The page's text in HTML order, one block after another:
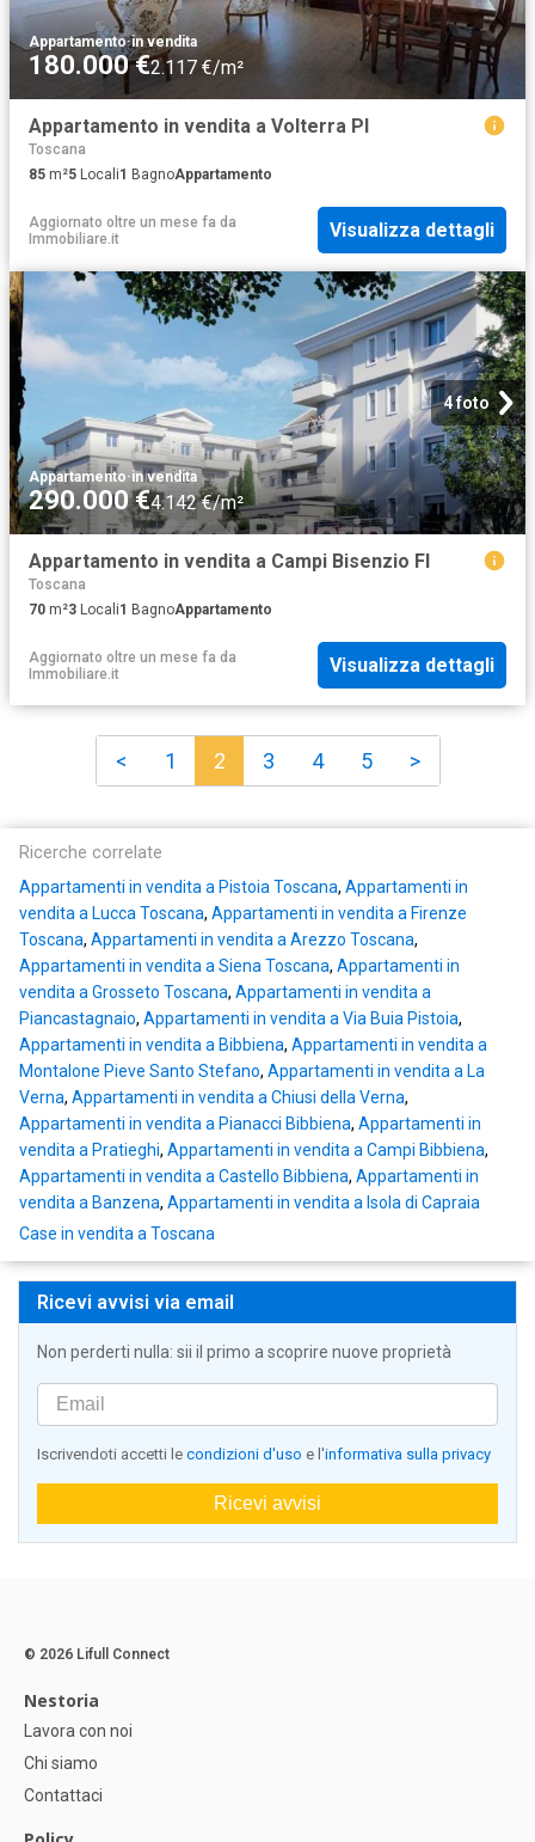
Appartamento·in vendita
180.000 €2.117 €/m²
Appartamento in vendita a Volterra PI
Toscana
85 m²5 Locali1 BagnoAppartamento
Aggiornato oltre un mese fa da
Immobiliare.it
Visualizza dettagli
4 foto
Appartamento·in vendita
290.000 €4.142 €/m²
Appartamento in vendita a Campi Bisenzio FI
Toscana
70 m²3 Locali1 BagnoAppartamento
Aggiornato oltre un mese fa da
Immobiliare.it
Visualizza dettagli
< 1 2 3 4 5 >
Ricerche correlate
Appartamenti in vendita a Pistoia Toscana, Appartamenti in
vendita a Lucca Toscana, Appartamenti in vendita a Firenze
Toscana, Appartamenti in vendita a Arezzo Toscana,
Appartamenti in vendita a Siena Toscana, Appartamenti in
vendita a Grosseto Toscana, Appartamenti in vendita a
Piancastagnaio, Appartamenti in vendita a Via Buia Pistoia,
Appartamenti in vendita a Bibbiena, Appartamenti in vendita a
Montalone Pieve Santo Stefano, Appartamenti in vendita a La
Verna, Appartamenti in vendita a Chiusi della Verna,
Appartamenti in vendita a Pianacci Bibbiena, Appartamenti in
vendita a Pratieghi, Appartamenti in vendita a Campi Bibbiena,
Appartamenti in vendita a Castello Bibbiena, Appartamenti in
vendita a Banzena, Appartamenti in vendita a Isola di Capraia
Case in vendita a Toscana
Ricevi avvisi via email
Non perderti nulla: sii il primo a scoprire nuove proprietà
Iscrivendoti accetti le condizioni d'uso e l'informativa sulla privacy
Ricevi avvisi
© 2026 Lifull Connect
Nestoria
Lavora con noi
Chi siamo
Contattaci